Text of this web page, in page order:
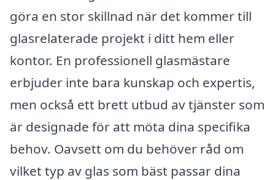
göra en stor skillnad när det kommer till
glasrelaterade projekt i ditt hem eller
kontor. En professionell glasmästare
erbjuder inte bara kunskap och expertis,
men också ett brett utbud av tjänster som
är designade för att möta dina specifika
behov. Oavsett om du behöver råd om
vilket typ av glas som bäst passar dina